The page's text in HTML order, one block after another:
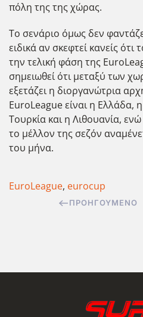
πόλη της της χώρας.
Το σενάριο όμως δεν
ειδικά αν σκεφτεί κανείς ότι
την τελική φάση της
σημειωθεί ότι μεταξύ των
εξετάζει η διοργανώτρια
EuroLeague είναι η Ελλάδα,
Τουρκία και η Λιθουανία,
το μέλλον της σεζόν
του μήνα.
EuroLeague, eurocup
ΠΡΟΗΓΟΎΜΕΝΟ